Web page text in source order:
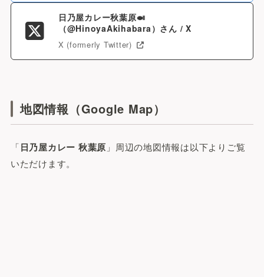
日乃屋カレー秋葉原🍛
（@HinoyaAkihabara）さん / X
X (formerly Twitter)
地図情報（Google Map）
「日乃屋カレー 秋葉原 」周辺の地図情報は以下よりご覧
いただけます。